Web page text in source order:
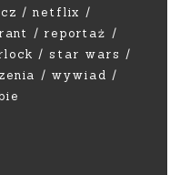
netflix
rant
reportaż
star wars
wywiad